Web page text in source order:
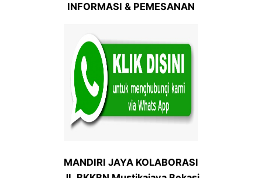
INFORMASI & PEMESANAN
MANDIRI JAYA KOLABORASI